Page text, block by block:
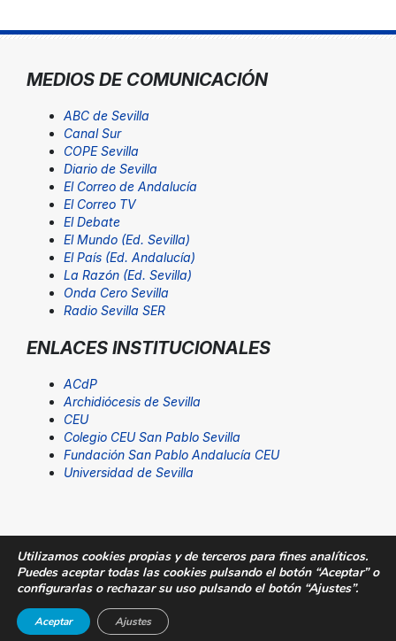
MEDIOS DE COMUNICACIÓN
ABC de Sevilla
Canal Sur
COPE Sevilla
Diario de Sevilla
El Correo de Andalucía
El Correo TV
El Debate
El Mundo (Ed. Sevilla)
El País (Ed. Andalucía)
La Razón (Ed. Sevilla)
Onda Cero Sevilla
Radio Sevilla SER
ENLACES INSTITUCIONALES
ACdP
Archidiócesis de Sevilla
CEU
Colegio CEU San Pablo Sevilla
Fundación San Pablo Andalucía CEU
Universidad de Sevilla
© Fundación San Pablo Andalucía CEU. Todos los
SUGERENCIAS@CEU
Utilizamos cookies propias y de terceros para fines analíticos.
Puedes aceptar todas las cookies pulsando el botón “Aceptar” o
configurarlas o rechazar su uso pulsando el botón “Ajustes”.
Aceptar Ajustes